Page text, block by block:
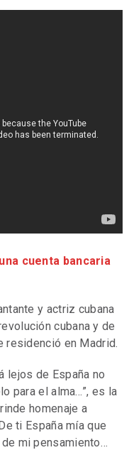
cuenta bancaria
y actriz cubana
cubana y de
residenció en Madrid.
lejos de España no
para el alma…”, es la
homenaje a
ti España mía que
mi pensamiento…